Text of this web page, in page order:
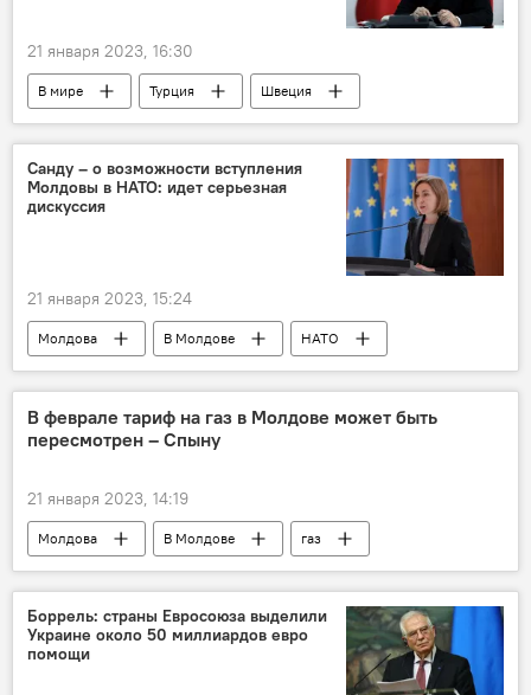
21 января 2023, 16:30
В мире Турция
Швеция
Политика
Санду – о возможности вступления
Молдовы в НАТО: идет серьезная
дискуссия
21 января 2023, 15:24
Молдова В Молдове
НАТО
Майя Санду
нейтралитет
В феврале тариф на газ в Молдове может быть
пересмотрен – Спыну
21 января 2023, 14:19
Молдова В Молдове
газ
Андрей Спыну
тариф на газ
Боррель: страны Евросоюза выделили
Украине около 50 миллиардов евро
помощи